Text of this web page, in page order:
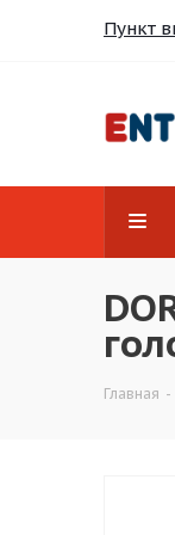
Пункт
Главная -